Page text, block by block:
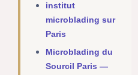
institut
microblading sur
Paris
Microblading du
Sourcil Paris —